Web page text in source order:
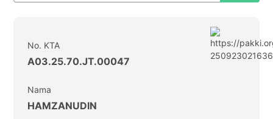
No. KTA
A03.25.70.JT.00047
Nama
HAMZANUDIN